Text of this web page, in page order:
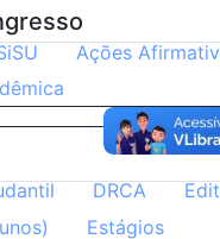
Ações
DRCA
Estágios